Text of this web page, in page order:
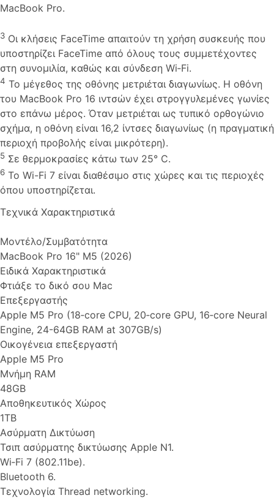
MacBook Pro.
3 Οι κλήσεις FaceTime απαιτούν τη χρήση συσκευής που
υποστηρίζει FaceTime από όλους τους συμμετέχοντες
στη συνομιλία, καθώς και σύνδεση Wi‑Fi.
4 Το μέγεθος της οθόνης μετριέται διαγωνίως. Η οθόνη
του MacBook Pro 16 ιντσών έχει στρογγυλεμένες γωνίες
στο επάνω μέρος. Όταν μετριέται ως τυπικό ορθογώνιο
σχήμα, η οθόνη είναι 16,2 ίντσες διαγωνίως (η πραγματική
περιοχή προβολής είναι μικρότερη).
5 Σε θερμοκρασίες κάτω των 25° C.
6 Το Wi-Fi 7 είναι διαθέσιμο στις χώρες και τις περιοχές
όπου υποστηρίζεται.
Τεχνικά Χαρακτηριστικά
Μοντέλο/Συμβατότητα
MacBook Pro 16" M5 (2026)
Ειδικά Χαρακτηριστικά
Φτιάξε το δικό σου Mac
Επεξεργαστής
Apple M5 Pro (18‑core CPU, 20‑core GPU, 16‑core Neural
Engine, 24-64GB RAM at 307GB/s)
Οικογένεια επεξεργαστή
Apple M5 Pro
Μνήμη RAM
48GB
Αποθηκευτικός Χώρος
1TB
Ασύρματη Δικτύωση
Τσιπ ασύρματης δικτύωσης Apple N1.
Wi‑Fi 7 (802.11be).
Bluetooth 6.
Τεχνολογία Thread networking.